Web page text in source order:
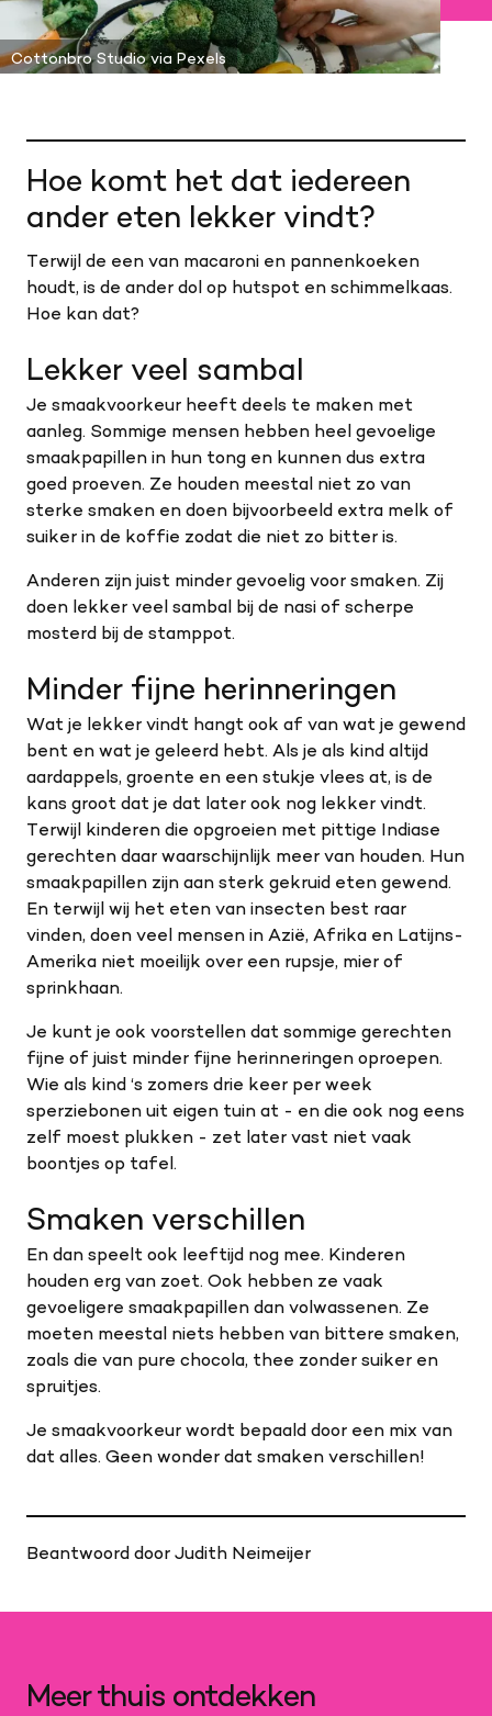
Cottonbro Studio via Pexels
Hoe komt het dat iedereen
ander eten lekker vindt?
Terwijl de een van macaroni en pannenkoeken
houdt, is de ander dol op hutspot en schimmelkaas.
Hoe kan dat?
Lekker veel sambal
Je smaakvoorkeur heeft deels te maken met
aanleg. Sommige mensen hebben heel gevoelige
smaakpapillen in hun tong en kunnen dus extra
goed proeven. Ze houden meestal niet zo van
sterke smaken en doen bijvoorbeeld extra melk of
suiker in de koffie zodat die niet zo bitter is.
Anderen zijn juist minder gevoelig voor smaken. Zij
doen lekker veel sambal bij de nasi of scherpe
mosterd bij de stamppot.
Minder fijne herinneringen
Wat je lekker vindt hangt ook af van wat je gewend
bent en wat je geleerd hebt. Als je als kind altijd
aardappels, groente en een stukje vlees at, is de
kans groot dat je dat later ook nog lekker vindt.
Terwijl kinderen die opgroeien met pittige Indiase
gerechten daar waarschijnlijk meer van houden. Hun
smaakpapillen zijn aan sterk gekruid eten gewend.
En terwijl wij het eten van insecten best raar
vinden, doen veel mensen in Azië, Afrika en Latijns-
Amerika niet moeilijk over een rupsje, mier of
sprinkhaan.
Je kunt je ook voorstellen dat sommige gerechten
fijne of juist minder fijne herinneringen oproepen.
Wie als kind ‘s zomers drie keer per week
sperziebonen uit eigen tuin at - en die ook nog eens
zelf moest plukken - zet later vast niet vaak
boontjes op tafel.
Smaken verschillen
En dan speelt ook leeftijd nog mee. Kinderen
houden erg van zoet. Ook hebben ze vaak
gevoeligere smaakpapillen dan volwassenen. Ze
moeten meestal niets hebben van bittere smaken,
zoals die van pure chocola, thee zonder suiker en
spruitjes.
Je smaakvoorkeur wordt bepaald door een mix van
dat alles. Geen wonder dat smaken verschillen!
Beantwoord door Judith Neimeijer
Meer thuis ontdekken